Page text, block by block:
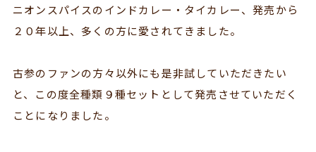
ニオンスパイスのインドカレー・タイカレー、発売から
２０年以上、多くの方に愛されてきました。
古参のファンの方々以外にも是非試していただきたい
と、この度全種類９種セットとして発売させていただく
ことになりました。